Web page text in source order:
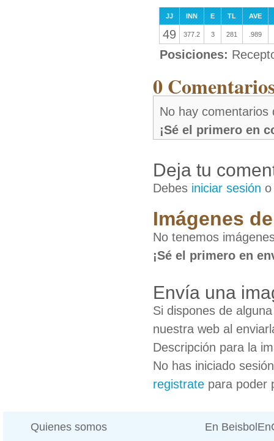
JJ INN E TL AVE
49 377.2 3 281 .989
Posiciones:
0
No hay comentarios
¡Sé el primero en
Deja tu
Debes iniciar sesión
Imágenes
No tenemos
¡Sé el primero en
Envía una
Si dispones de
nuestra web al
Descripción para la
No has iniciado
registrate para poder
Quienes somos En